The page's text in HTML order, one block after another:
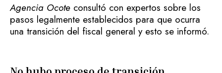
Agencia Ocote consultó con expertos sobre los
pasos legalmente establecidos para que ocurra
una transición del fiscal general y esto se informó.